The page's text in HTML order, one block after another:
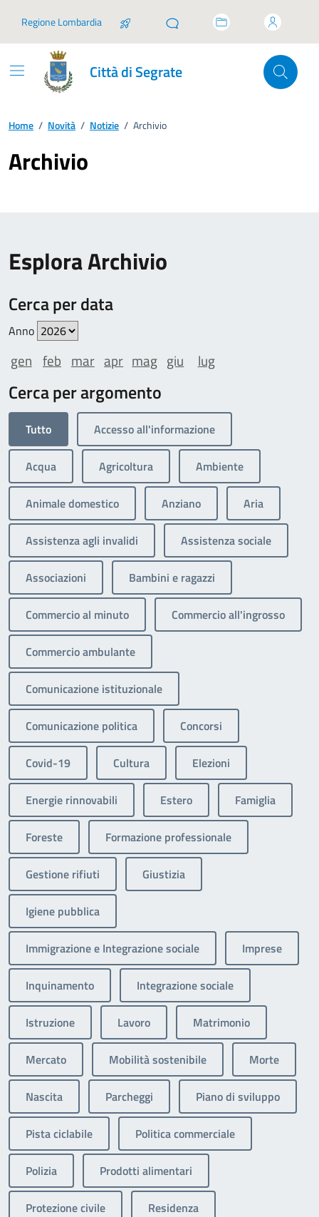
Regione Lombardia
Città di Segrate
Home / Novità / Notizie / Archivio
Archivio
Esplora Archivio
Cerca per data
Anno
gen feb mar apr mag giu lug
Cerca per argomento
Tutto Accesso all'informazione
Acqua Agricoltura Ambiente
Animale domestico Anziano Aria
Assistenza agli invalidi Assistenza sociale
Associazioni Bambini e ragazzi
Commercio al minuto Commercio all'ingrosso
Commercio ambulante
Comunicazione istituzionale
Comunicazione politica Concorsi
Covid-19 Cultura Elezioni
Energie rinnovabili Estero Famiglia
Foreste Formazione professionale
Gestione rifiuti Giustizia
Igiene pubblica
Immigrazione e Integrazione sociale Imprese
Inquinamento Integrazione sociale
Istruzione Lavoro Matrimonio
Mercato Mobilità sostenibile Morte
Nascita Parcheggi Piano di sviluppo
Pista ciclabile Politica commerciale
Polizia Prodotti alimentari
Protezione civile Residenza